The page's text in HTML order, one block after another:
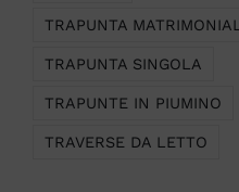
TRAPUNTA
TRAPUNTA SINGOLA
TRAPUNTE IN PIUMINO
TRAVERSE DA LETTO